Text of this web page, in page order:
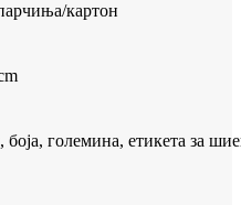
картон
боја, големина, етикета за